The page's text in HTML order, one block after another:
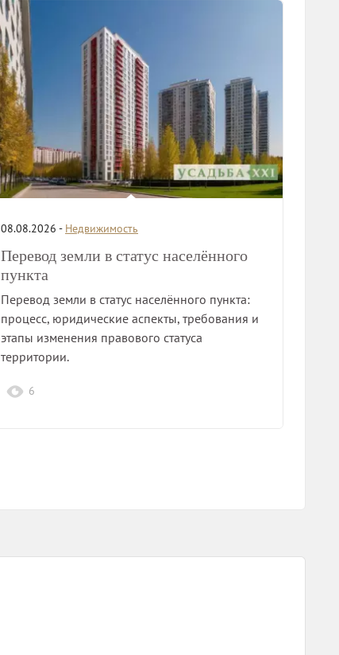
08.08.2026 - Недвижимость
Перевод земли в статус населённого
пункта
Перевод земли в статус населённого пункта:
процесс, юридические аспекты, требования и
этапы изменения правового статуса
территории.
6